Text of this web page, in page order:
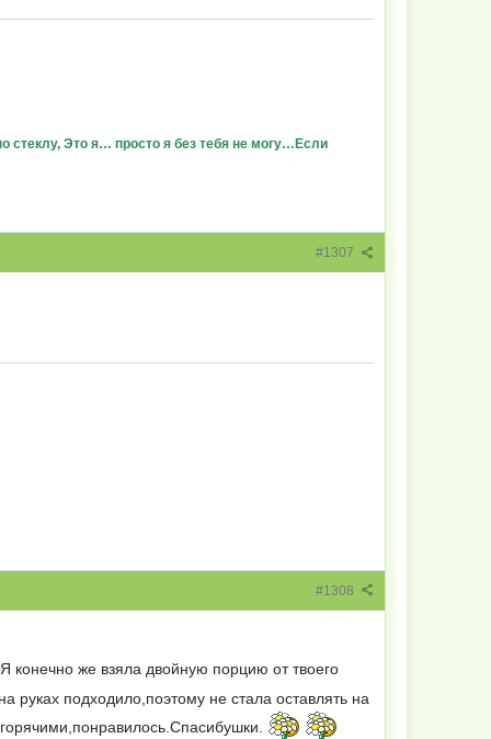
стеклу, Это я… просто я без тебя не могу…Если
#1307
#1308
Я конечно же взяла двойную порцию от твоего
подходило,поэтому не стала оставлять на